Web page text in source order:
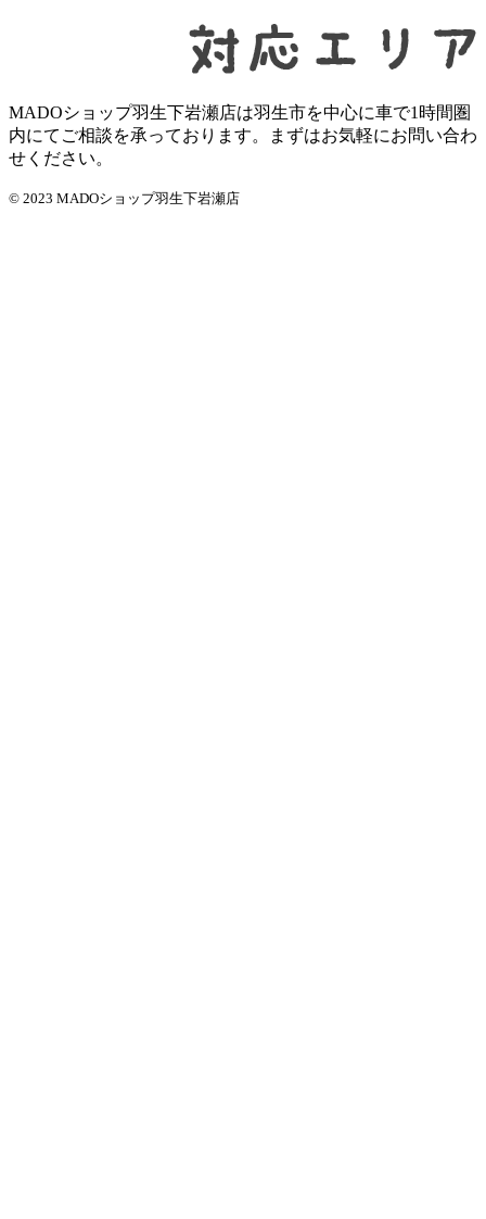
MADOショップ羽生下岩瀬店は羽生市を中心に車で1時間圏
内にてご相談を承っております。まずはお気軽にお問い合わ
せください。
© 2023 MADOショップ羽生下岩瀬店